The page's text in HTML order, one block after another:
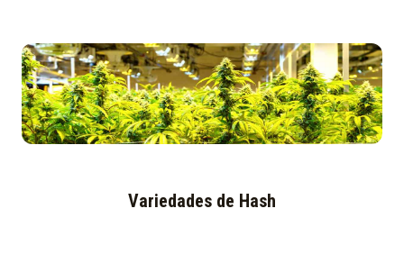
Variedades de Hash